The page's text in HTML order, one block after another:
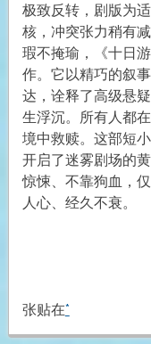
极致反转，剧版为
核，冲突张力稍有减
瑕不掩瑜，《十日
作。它以精巧的叙
达，诠释了高级悬
生浮沉。所有人都
境中救赎。这部短
开启了迷雾剧场的
惊悚、不靠狗血，
人心、经久不衰。
张贴在*